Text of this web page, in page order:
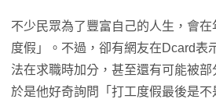
不少民眾為了豐富自己的人生，會
度假」。不過，卻有網友在Dcard表
法在求職時加分，甚至還有可能被部
於是他好奇詢問「打工度假最後是不